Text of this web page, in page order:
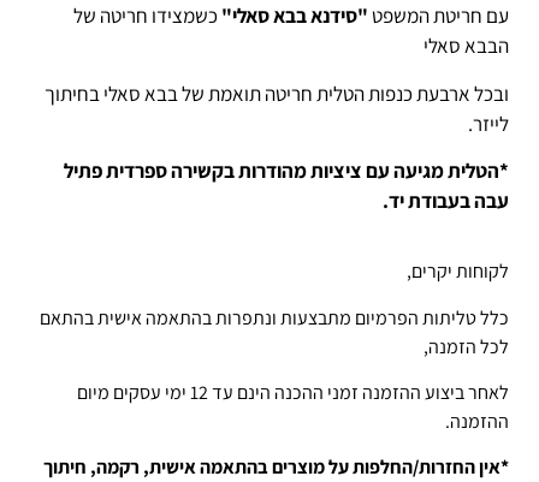
עם חריטת המשפט "סידנא בבא סאלי" כשמצידו חריטה של
הבבא סאלי
ובכל ארבעת כנפות הטלית חריטה תואמת של בבא סאלי בחיתוך
לייזר.
*הטלית מגיעה עם ציציות מהודרות בקשירה ספרדית פתיל
עבה בעבודת יד.
לקוחות יקרים,
כלל טליתות הפרמיום מתבצעות ונתפרות בהתאמה אישית בהתאם
לכל הזמנה,
לאחר ביצוע ההזמנה זמני ההכנה הינם עד 12 ימי עסקים מיום
ההזמנה.
*אין החזרות/החלפות על מוצרים בהתאמה אישית, רקמה, חיתוך